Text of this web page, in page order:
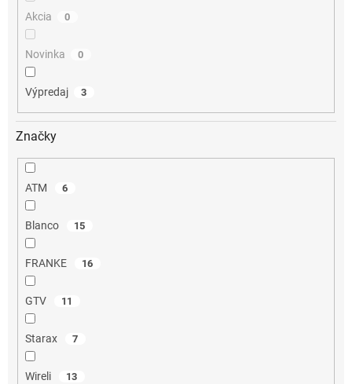
Akcia 0
Novinka 0
Výpredaj 3
Značky
ATM 6
Blanco 15
FRANKE 16
GTV 11
Starax 7
Wireli 13